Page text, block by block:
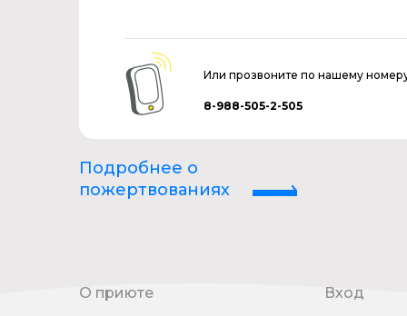
Или прозвоните по нашему
8-988-505-2-505
Подробнее о
пожертвованиях
О приюте Вход